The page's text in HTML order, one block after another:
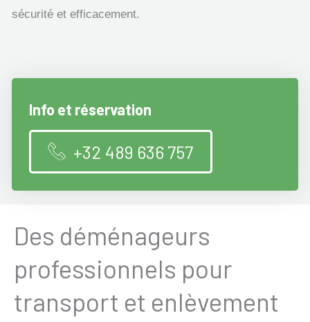
sécurité et efficacement.
Info et réservation
+32 489 636 757
Des déménageurs
professionnels pour
transport et enlèvement